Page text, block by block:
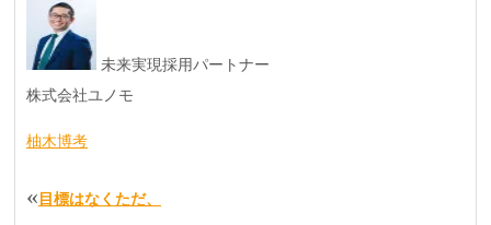
未来実現採用パートナー
株式会社ユノモ
柚木博考
« 目標はなくただ、